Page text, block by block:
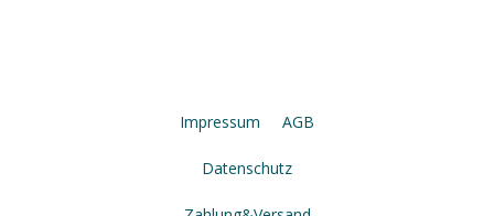
Impressum AGB
Datenschutz